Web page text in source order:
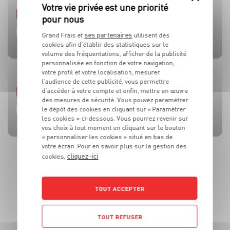
TOMATES
BRUSCHETTA FRAISES TOMATES MOZZA
ACTUALITE
L’HUILE QUI FAIT TOUTE LA DIFFÉRENCE !
BEAUFORT AOP
SALADE MOZZARELLA, PÊCHE ET AVOCAT
CÔTE DE BŒUF
CÔTE DE BOEUF AU ROQUEFORT
MOULES DE BOUCHOT AOP DE LA BAIE DU MONT-SAINT-
BROCHETTES DE SARDINES ET SAUCE À LA MENTHE
Grand Frais et ses partenaires utilisent des
cookies afin d’établir des statistiques sur le
volume des fréquentations, afficher de la publicité
personnalisée en fonction de votre navigation,
votre profil et votre localisation, mesurer
l’audience de cette publicité, vous permettre
d’accéder à votre compte et enfin, mettre en œuvre
des mesures de sécurité. Vous pouvez paramétrer
le dépôt des cookies en cliquant sur « Paramétrer
les cookies » ci-dessous. Vous pourrez revenir sur
vos choix à tout moment en cliquant sur le bouton
« personnaliser les cookies » situé en bas de
votre écran. Pour en savoir plus sur la gestion des
cookies, cliquez-ici
TOUT ACCEPTER
TOUT REFUSER